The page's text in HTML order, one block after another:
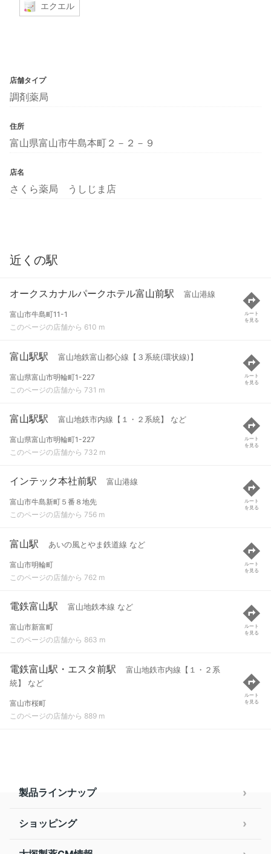
エクエル
店舗タイプ
調剤薬局
住所
富山県富山市牛島本町２－２－９
店名
さくら薬局 うしじま店
近くの駅
オークスカナルパークホテル富山前駅 富山港線
富山市牛島町11-1
このページの店舗から 610 m
ルート
を見る
富山駅駅 富山地鉄富山都心線【３系統(環状線)】
富山県富山市明輪町1-227
このページの店舗から 731 m
ルート
を見る
富山駅駅 富山地鉄市内線【１・２系統】 など
富山県富山市明輪町1-227
このページの店舗から 732 m
ルート
を見る
インテック本社前駅 富山港線
富山市牛島新町５番８地先
このページの店舗から 756 m
ルート
を見る
富山駅 あいの風とやま鉄道線 など
富山市明輪町
このページの店舗から 762 m
ルート
を見る
電鉄富山駅 富山地鉄本線 など
富山市新富町
このページの店舗から 863 m
ルート
を見る
電鉄富山駅・エスタ前駅
富山地鉄市内線【１・２系
統】 など
富山市桜町
このページの店舗から 889 m
ルート
を見る
製品ラインナップ
ショッピング